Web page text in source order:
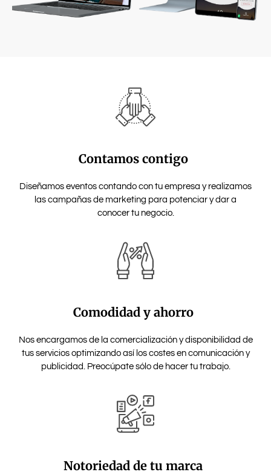
Contamos contigo
Diseñamos eventos contando con tu empresa y realizamos
las campañas de marketing para potenciar y dar a
conocer tu negocio.
Comodidad y ahorro
Nos encargamos de la comercialización y disponibilidad de
tus servicios optimizando así los costes en comunicación y
publicidad. Preocúpate sólo de hacer tu trabajo.
Notoriedad de tu marca